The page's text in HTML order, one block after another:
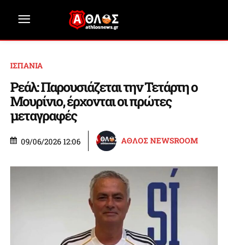
ΙΣΠΑΝΙΑ
Ρεάλ: Παρουσιάζεται την Τετάρτη ο
Μουρίνιο, έρχονται οι πρώτες
μεταγραφές
09/06/2026 12:06 ΑΘΛΟΣ NEWSROOM